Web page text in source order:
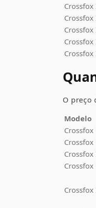
Crossfox
Crossfox
Crossfox
Crossfox
Crossfox
O preço
Modelo
Crossfox
Crossfox
Crossfox
Crossfox
Crossfox